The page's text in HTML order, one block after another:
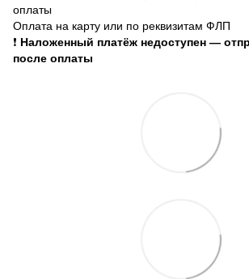
оплаты
Оплата на карту или по реквизитам ФЛП
❗ Наложенный платёж недоступен —
после оплаты